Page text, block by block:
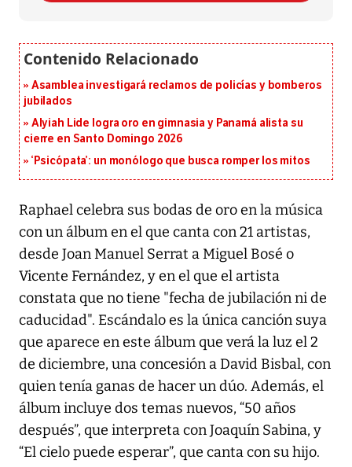
Asamblea investigará reclamos de policías y bomberos
jubilados
Alyiah Lide logra oro en gimnasia y Panamá alista su
cierre en Santo Domingo 2026
‘Psicópata’: un monólogo que busca romper los mitos
Raphael celebra sus bodas de oro en la música
con un álbum en el que canta con 21 artistas,
desde Joan Manuel Serrat a Miguel Bosé o
Vicente Fernández, y en el que el artista
constata que no tiene "fecha de jubilación ni de
caducidad". Escándalo es la única canción suya
que aparece en este álbum que verá la luz el 2
de diciembre, una concesión a David Bisbal, con
quien tenía ganas de hacer un dúo. Además, el
álbum incluye dos temas nuevos, “50 años
después”, que interpreta con Joaquín Sabina, y
“El cielo puede esperar”, que canta con su hijo.